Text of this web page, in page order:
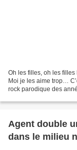
Oh les filles, oh les
Moi je les aime trop…
rock parodique des
Agent double
dans le milieu